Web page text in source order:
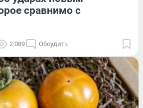
сравнимо с
2 089 Обсудить